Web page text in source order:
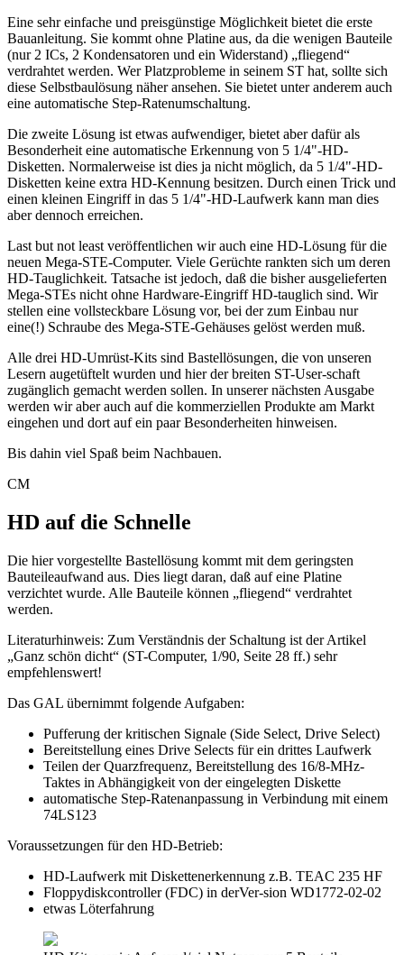
Eine sehr einfache und preisgünstige Möglichkeit bietet die erste
Bauanleitung. Sie kommt ohne Platine aus, da die wenigen Bauteile
(nur 2 ICs, 2 Kondensatoren und ein Widerstand) „fliegend“
verdrahtet werden. Wer Platzprobleme in seinem ST hat, sollte sich
diese Selbstbaulösung näher ansehen. Sie bietet unter anderem auch
eine automatische Step-Ratenumschaltung.
Die zweite Lösung ist etwas aufwendiger, bietet aber dafür als
Besonderheit eine automatische Erkennung von 5 1/4"-HD-
Disketten. Normalerweise ist dies ja nicht möglich, da 5 1/4"-HD-
Disketten keine extra HD-Kennung besitzen. Durch einen Trick und
einen kleinen Eingriff in das 5 1/4"-HD-Laufwerk kann man dies
aber dennoch erreichen.
Last but not least veröffentlichen wir auch eine HD-Lösung für die
neuen Mega-STE-Computer. Viele Gerüchte rankten sich um deren
HD-Tauglichkeit. Tatsache ist jedoch, daß die bisher ausgelieferten
Mega-STEs nicht ohne Hardware-Eingriff HD-tauglich sind. Wir
stellen eine vollsteckbare Lösung vor, bei der zum Einbau nur
eine(!) Schraube des Mega-STE-Gehäuses gelöst werden muß.
Alle drei HD-Umrüst-Kits sind Bastellösungen, die von unseren
Lesern augetüftelt wurden und hier der breiten ST-User-schaft
zugänglich gemacht werden sollen. In unserer nächsten Ausgabe
werden wir aber auch auf die kommerziellen Produkte am Markt
eingehen und dort auf ein paar Besonderheiten hinweisen.
Bis dahin viel Spaß beim Nachbauen.
CM
HD auf die Schnelle
Die hier vorgestellte Bastellösung kommt mit dem geringsten
Bauteileaufwand aus. Dies liegt daran, daß auf eine Platine
verzichtet wurde. Alle Bauteile können „fliegend“ verdrahtet
werden.
Literaturhinweis: Zum Verständnis der Schaltung ist der Artikel
„Ganz schön dicht“ (ST-Computer, 1/90, Seite 28 ff.) sehr
empfehlenswert!
Das GAL übernimmt folgende Aufgaben:
Pufferung der kritischen Signale (Side Select, Drive Select)
Bereitstellung eines Drive Selects für ein drittes Laufwerk
Teilen der Quarzfrequenz, Bereitstellung des 16/8-MHz-
Taktes in Abhängigkeit von der eingelegten Diskette
automatische Step-Ratenanpassung in Verbindung mit einem
74LS123
Voraussetzungen für den HD-Betrieb:
HD-Laufwerk mit Diskettenerkennung z.B. TEAC 235 HF
Floppydiskcontroller (FDC) in derVer-sion WD1772-02-02
etwas Löterfahrung